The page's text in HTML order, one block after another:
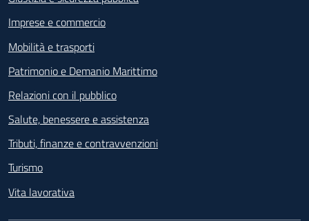
Imprese e commercio
Mobilità e trasporti
Patrimonio e Demanio Marittimo
Relazioni con il pubblico
Salute, benessere e assistenza
Tributi, finanze e contravvenzioni
Turismo
Vita lavorativa